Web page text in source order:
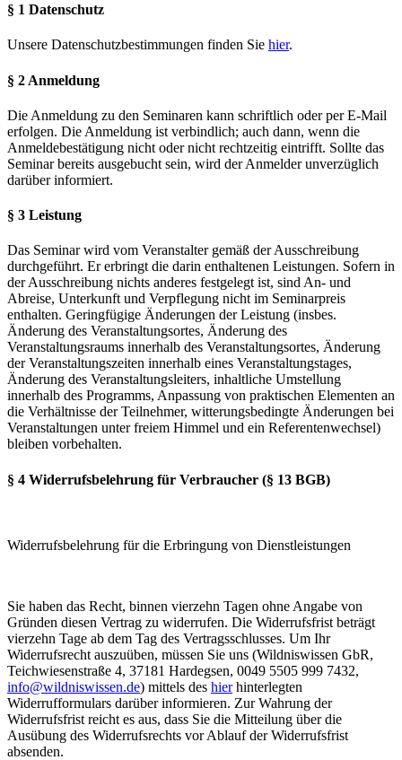
§ 1 Datenschutz
Unsere Datenschutzbestimmungen finden Sie hier.
§ 2 Anmeldung
Die Anmeldung zu den Seminaren kann schriftlich oder per E-Mail
erfolgen. Die Anmeldung ist verbindlich; auch dann, wenn die
Anmeldebestätigung nicht oder nicht rechtzeitig eintrifft. Sollte das
Seminar bereits ausgebucht sein, wird der Anmelder unverzüglich
darüber informiert.
§ 3 Leistung
Das Seminar wird vom Veranstalter gemäß der Ausschreibung
durchgeführt. Er erbringt die darin enthaltenen Leistungen. Sofern in
der Ausschreibung nichts anderes festgelegt ist, sind An- und
Abreise, Unterkunft und Verpflegung nicht im Seminarpreis
enthalten. Geringfügige Änderungen der Leistung (insbes.
Änderung des Veranstaltungsortes, Änderung des
Veranstaltungsraums innerhalb des Veranstaltungsortes, Änderung
der Veranstaltungszeiten innerhalb eines Veranstaltungstages,
Änderung des Veranstaltungsleiters, inhaltliche Umstellung
innerhalb des Programms, Anpassung von praktischen Elementen an
die Verhältnisse der Teilnehmer, witterungsbedingte Änderungen bei
Veranstaltungen unter freiem Himmel und ein Referentenwechsel)
bleiben vorbehalten.
§ 4 Widerrufsbelehrung für Verbraucher (§ 13 BGB)
Widerrufsbelehrung für die Erbringung von Dienstleistungen
Sie haben das Recht, binnen vierzehn Tagen ohne Angabe von
Gründen diesen Vertrag zu widerrufen. Die Widerrufsfrist beträgt
vierzehn Tage ab dem Tag des Vertragsschlusses. Um Ihr
Widerrufsrecht auszuüben, müssen Sie uns (Wildniswissen GbR,
Teichwiesenstraße 4, 37181 Hardegsen, 0049 5505 999 7432,
info@wildniswissen.de) mittels des hierhinterlegten
Widerrufformulars darüber informieren. Zur Wahrung der
Widerrufsfrist reicht es aus, dass Sie die Mitteilung über die
Ausübung des Widerrufsrechts vor Ablauf der Widerrufsfrist
absenden.